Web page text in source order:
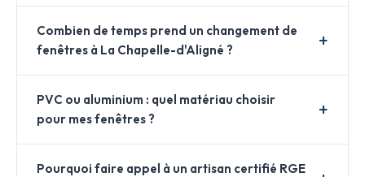
Combien de temps prend un changement de
fenêtres à La Chapelle-d'Aligné ?
PVC ou aluminium : quel matériau choisir
pour mes fenêtres ?
Pourquoi faire appel à un artisan certifié RGE